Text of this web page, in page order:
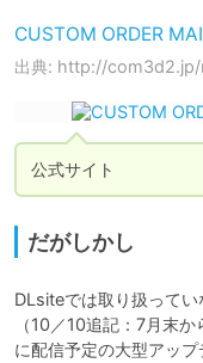
CUSTOM ORDER
出典: http://
公式サイト
だがしかし
DLsiteでは取り扱って
（10／10追記：7月末
に配信予定の大型アッ